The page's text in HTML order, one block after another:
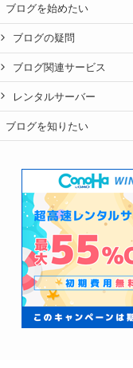
ブログを始めたい
ブログの疑問
ブログ関連サービス
レンタルサーバー
ブログを知りたい